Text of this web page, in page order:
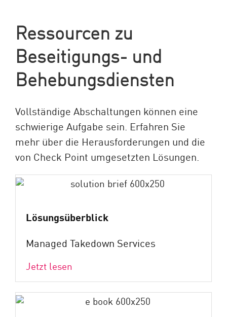
Ressourcen zu
Beseitigungs- und
Behebungsdiensten
Vollständige Abschaltungen können eine
schwierige Aufgabe sein. Erfahren Sie
mehr über die Herausforderungen und die
von Check Point umgesetzten Lösungen.
Lösungsüberblick
Managed Takedown Services
Jetzt lesen